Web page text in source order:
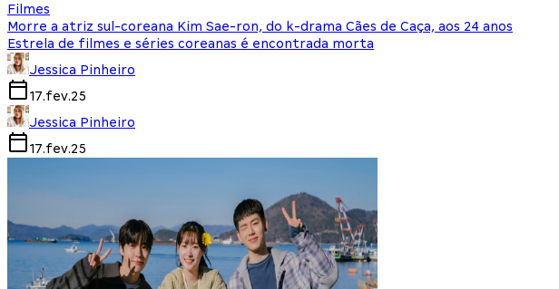
Filmes
Morre a atriz sul-coreana Kim Sae-ron, do k-drama Cães de Caça, aos 24 anos
Estrela de filmes e séries coreanas é encontrada morta
Jessica Pinheiro
17.fev.25
Jessica Pinheiro
17.fev.25